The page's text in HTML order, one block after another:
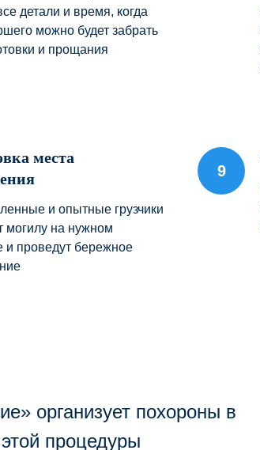
детали и время, когда
можно будет забрать
и прощания
места
и опытные грузчики
могилу на нужном
и проведут бережное
организует похороны в
процедуры